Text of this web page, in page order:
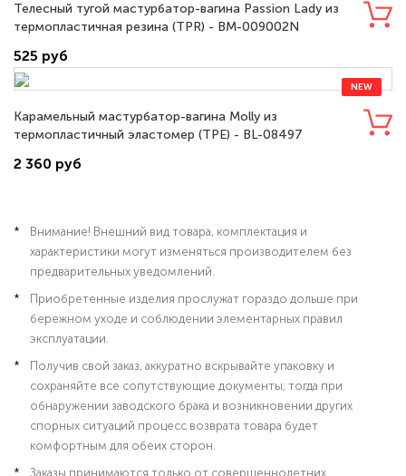
Телесный тугой мастурбатор-вагина Passion Lady из
термопластичная резина (TPR) - BM-009002N
525 руб
NEW
Карамельный мастурбатор-вагина Molly из
термопластичный эластомер (TPE) - BL-08497
2 360 руб
Внимание! Внешний вид товара, комплектация и
характеристики могут изменяться производителем без
предварительных уведомлений.
Приобретенные изделия прослужат гораздо дольше при
бережном уходе и соблюдении элементарных правил
эксплуатации.
Получив свой заказ, аккуратно вскрывайте упаковку и
сохраняйте все сопутствующие документы; тогда при
обнаружении заводского брака и возникновении других
спорных ситуаций процесс возврата товара будет
комфортным для обеих сторон.
Заказы принимаются только от совершеннолетних